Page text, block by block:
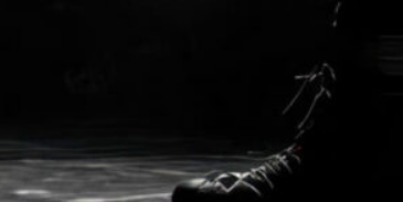
by mail to:wkf-